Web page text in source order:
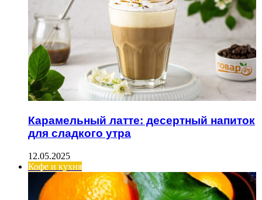
Карамельный латте: десертный напиток
для сладкого утра
12.05.2025
Кофе и кухня